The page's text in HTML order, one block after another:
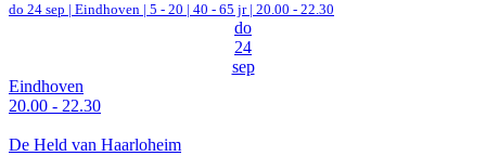
do 24 sep | Eindhoven | 5 - 20 | 40 - 65 jr | 20.00 - 22.30
do
24
sep
Eindhoven
20.00 - 22.30
De Held van Haarloheim